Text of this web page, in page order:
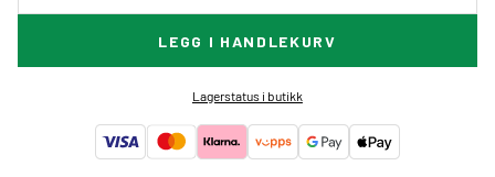
LEGG I HANDLEKURV
Lagerstatus i butikk